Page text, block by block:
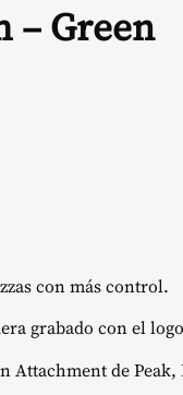
– Green
con más control.
grabado con el
Attachment de Peak,